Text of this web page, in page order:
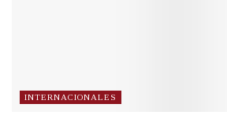
INTERNACIONALES